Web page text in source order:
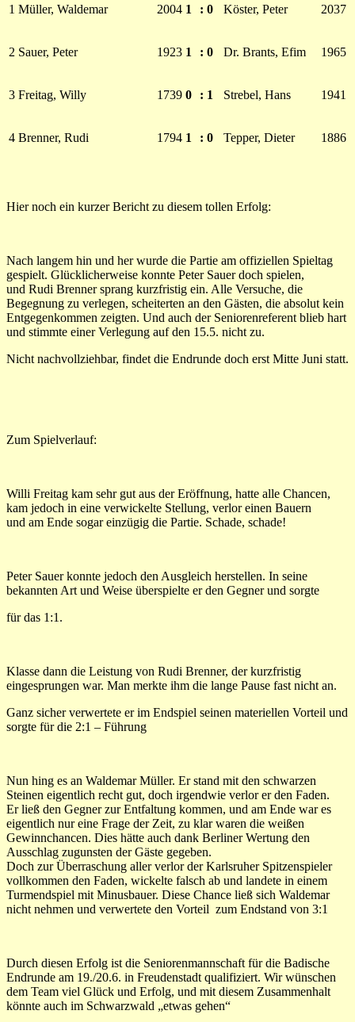
1 Müller, Waldemar 2004 1 : 0 Köster, Peter 2037
2 Sauer, Peter 1923 1 : 0 Dr. Brants, Efim 1965
3 Freitag, Willy 1739 0 : 1 Strebel, Hans 1941
4 Brenner, Rudi 1794 1 : 0 Tepper, Dieter 1886
Hier noch ein kurzer Bericht zu diesem tollen Erfolg:
Nach langem hin und her wurde die Partie am offiziellen Spieltag
gespielt. Glücklicherweise konnte Peter Sauer doch spielen,
und Rudi Brenner sprang kurzfristig ein. Alle Versuche, die
Begegnung zu verlegen, scheiterten an den Gästen, die absolut kein
Entgegenkommen zeigten. Und auch der Seniorenreferent blieb hart
und stimmte einer Verlegung auf den 15.5. nicht zu.
Nicht nachvollziehbar, findet die Endrunde doch erst Mitte Juni statt.
Zum Spielverlauf:
Willi Freitag kam sehr gut aus der Eröffnung, hatte alle Chancen,
kam jedoch in eine verwickelte Stellung, verlor einen Bauern
und am Ende sogar einzügig die Partie. Schade, schade!
Peter Sauer konnte jedoch den Ausgleich herstellen. In seine
bekannten Art und Weise überspielte er den Gegner und sorgte
für das 1:1.
Klasse dann die Leistung von Rudi Brenner, der kurzfristig
eingesprungen war. Man merkte ihm die lange Pause fast nicht an.
Ganz sicher verwertete er im Endspiel seinen materiellen Vorteil und
sorgte für die 2:1 – Führung
Nun hing es an Waldemar Müller. Er stand mit den schwarzen
Steinen eigentlich recht gut, doch irgendwie verlor er den Faden.
Er ließ den Gegner zur Entfaltung kommen, und am Ende war es
eigentlich nur eine Frage der Zeit, zu klar waren die weißen
Gewinnchancen. Dies hätte auch dank Berliner Wertung den
Ausschlag zugunsten der Gäste gegeben.
Doch zur Überraschung aller verlor der Karlsruher Spitzenspieler
vollkommen den Faden, wickelte falsch ab und landete in einem
Turmendspiel mit Minusbauer. Diese Chance ließ sich Waldemar
nicht nehmen und verwertete den Vorteil zum Endstand von 3:1
Durch diesen Erfolg ist die Seniorenmannschaft für die Badische
Endrunde am 19./20.6. in Freudenstadt qualifiziert. Wir wünschen
dem Team viel Glück und Erfolg, und mit diesem Zusammenhalt
könnte auch im Schwarzwald „etwas gehen“